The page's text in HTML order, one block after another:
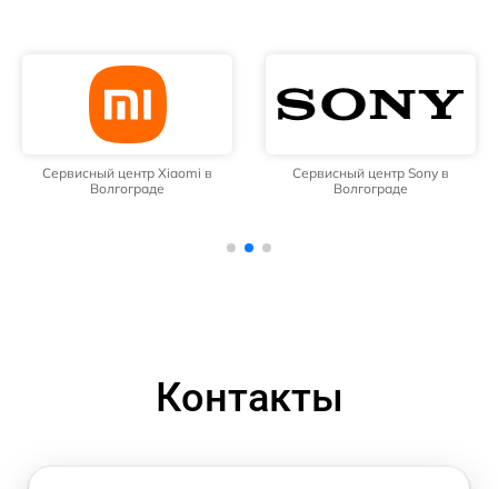
Сервисный центр Xiaomi в
Волгограде
Сервисный центр Sony в
Волгограде
Контакты